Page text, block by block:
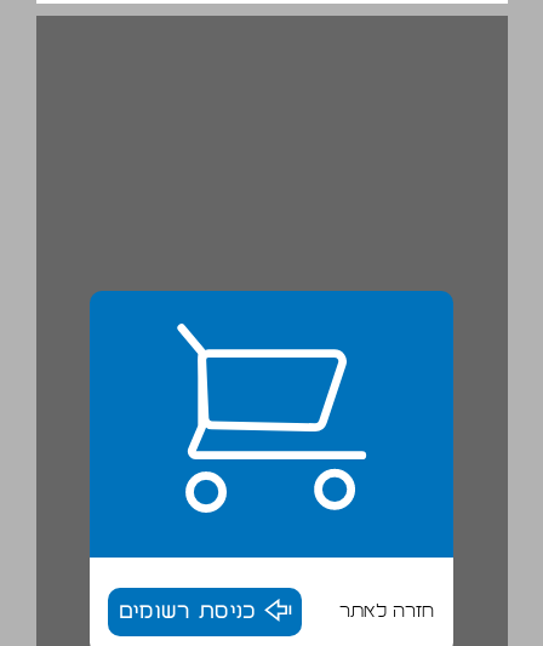
חזרה לאתר כניסת רשומים